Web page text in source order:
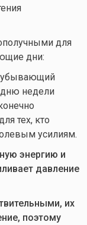
для
дни:
дню недели
тех, кто
усилиям.
энергию и
давление
их
поэтому